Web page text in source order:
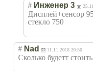
# Инженер 3
Дисплей+сенсор
стекло 750
# Nad 11.11.2018 20:50
Сколько будетт